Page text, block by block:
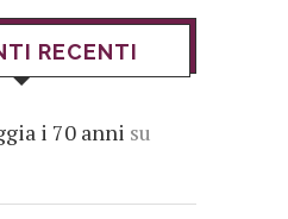
RECENTI
i 70 anni su